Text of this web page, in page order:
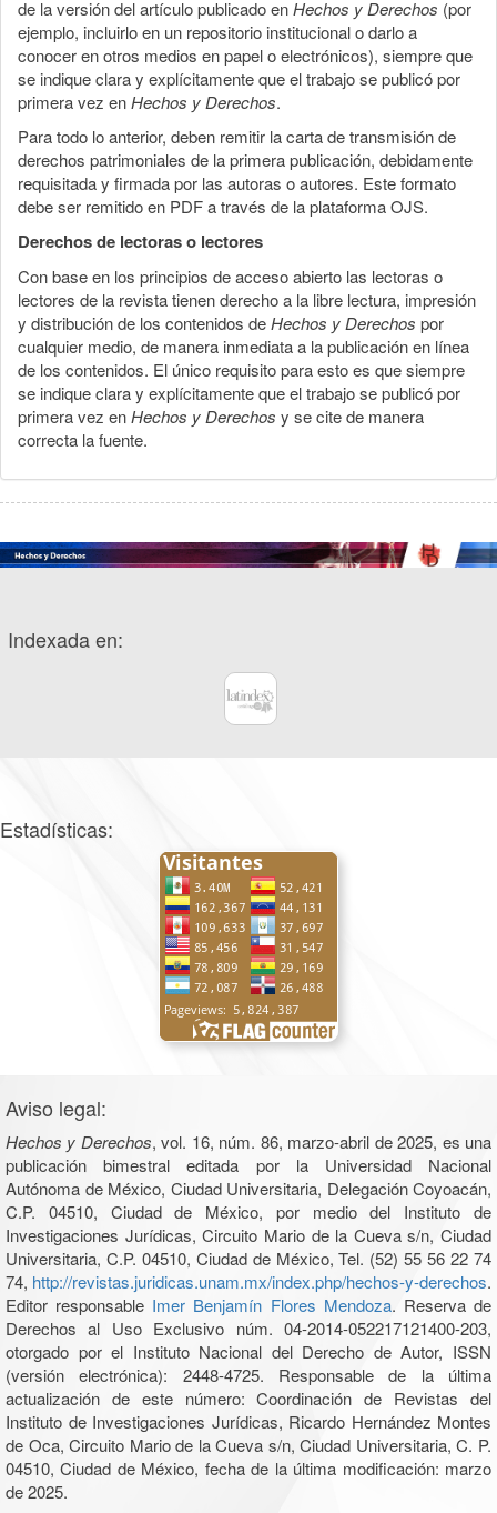
de la versión del artículo publicado enHechos y Derechos (por
ejemplo, incluirlo en un repositorio institucional o darlo a
conocer en otros medios en papel o electrónicos), siempre que
se indique clara y explícitamente que el trabajo se publicó por
primera vez enHechos y Derechos.
Para todo lo anterior, deben remitir la carta de transmisión de
derechos patrimoniales de la primera publicación, debidamente
requisitada y firmada por las autoras o autores. Este formato
debe ser remitido en PDF a través de la plataforma OJS.
Derechos de lectoras o lectores
Con base en los principios de acceso abierto las lectoras o
lectores de la revista tienen derecho a la libre lectura, impresión
y distribución de los contenidos deHechos y Derechos por
cualquier medio, de manera inmediata a la publicación en línea
de los contenidos. El único requisito para esto es que siempre
se indique clara y explícitamente que el trabajo se publicó por
primera vez enHechos y Derechos y se cite de manera
correcta la fuente.
Indexada en:
Estadísticas:
Aviso legal:
Hechos y Derechos, vol. 16, núm. 86, marzo-abril de 2025, es una
publicación bimestral editada por la Universidad Nacional
Autónoma de México, Ciudad Universitaria, Delegación Coyoacán,
C.P. 04510, Ciudad de México, por medio del Instituto de
Investigaciones Jurídicas, Circuito Mario de la Cueva s/n, Ciudad
Universitaria, C.P. 04510, Ciudad de México, Tel. (52) 55 56 22 74
74, http://revistas.juridicas.unam.mx/index.php/hechos-y-derechos.
Editor responsable Imer Benjamín Flores Mendoza. Reserva de
Derechos al Uso Exclusivo núm. 04-2014-052217121400-203,
otorgado por el Instituto Nacional del Derecho de Autor, ISSN
(versión electrónica): 2448-4725. Responsable de la última
actualización de este número: Coordinación de Revistas del
Instituto de Investigaciones Jurídicas, Ricardo Hernández Montes
de Oca, Circuito Mario de la Cueva s/n, Ciudad Universitaria, C. P.
04510, Ciudad de México, fecha de la última modificación: marzo
de 2025.